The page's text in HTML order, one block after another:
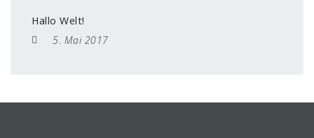
Hallo Welt!
5. Mai 2017